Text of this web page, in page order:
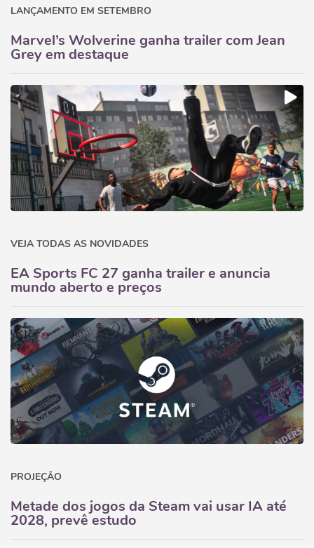
LANÇAMENTO EM SETEMBRO
Marvel’s Wolverine ganha trailer com Jean
Grey em destaque
VEJA TODAS AS NOVIDADES
EA Sports FC 27 ganha trailer e anuncia
mundo aberto e preços
PROJEÇÃO
Metade dos jogos da Steam vai usar IA até
2028, prevê estudo